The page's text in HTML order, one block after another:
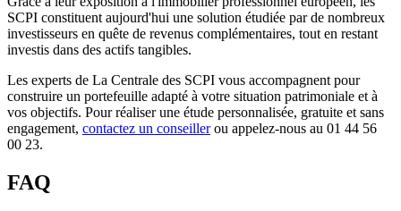
SCPI constituent aujourd'hui une solution étudiée par de nombreux
investisseurs en quête de revenus complémentaires, tout en restant
investis dans des actifs tangibles.
Les experts de La Centrale des SCPI vous accompagnent pour
construire un portefeuille adapté à votre situation patrimoniale et à
vos objectifs. Pour réaliser une étude personnalisée, gratuite et sans
engagement, contactez un conseillerou appelez-nous au 01 44 56
00 23.
FAQ